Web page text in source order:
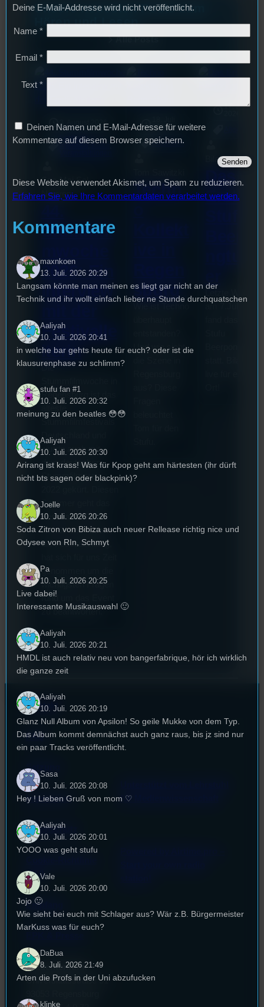
Unsere neuesten Posts zum
Hören und Lesen
Alle Posts
3. August 2026
Festivals ,
Sao-Mai Sol
Nguyen
Stummfil
2026: Ein
Interview
Festivalle
iterin
Die
Regensburg ist das
Deutschland und
wurde auch mit
dem deutschen
Stummfilmpreis
Sommer geht das
Festival in die 44.
Runde und Nicole,
die Festivalleitung,
genommen um die
wichtigsten Fragen
rund um das Event
zu beantworten.
2026
Allgemein
Techn
sburg
Und wie sieht
17. Juli
Bilal El Kasmi
Das
Erste
am 7.Juli 2026
Kontakt
FAQ
Satzung
Impressum
Datenschutz
(EU)
Empfang
für Medienwissenschaft
Studentenfunk
Universitätsstraße 31
Deine E-Mail-Addresse wird nicht veröffentlicht.
Name *
Email *
Text *
Deinen Namen und E-Mail-Adresse für weitere
Kommentare auf diesem Browser speichern.
Diese Website verwendet Akismet, um Spam zu reduzieren.
Erfahren Sie, wie Ihre Kommentardaten verarbeitet werden.
Kommentare
maxnkoen
13. Juli. 2026 20:29
Langsam könnte man meinen es liegt gar nicht an der
Technik und ihr wollt einfach lieber ne Stunde durchquatschen
Aaliyah
10. Juli. 2026 20:41
in welche bar gehts heute für euch? oder ist die
klausurenphase zu schlimm?
stufu fan #1
10. Juli. 2026 20:32
meinung zu den beatles 😳😳
Aaliyah
10. Juli. 2026 20:30
Arirang ist krass! Was für Kpop geht am härtesten (ihr dürft
nicht bts sagen oder blackpink)?
Joelle
10. Juli. 2026 20:26
Soda Zitron von Bibiza auch neuer Rellease richtig nice und
Odysee von RIn, Schmyt
Pa
10. Juli. 2026 20:25
Live dabei!
Interessante Musikauswahl 🙂
Aaliyah
10. Juli. 2026 20:21
HMDL ist auch relativ neu von bangerfabrique, hör ich wirklich
die ganze zeit
Aaliyah
10. Juli. 2026 20:19
Glanz Null Album von Apsilon! So geile Mukke von dem Typ.
Das Album kommt demnächst auch ganz raus, bis jz sind nur
ein paar Tracks veröffentlicht.
Sasa
10. Juli. 2026 20:08
Hey ! Lieben Gruß von mom ♡
Aaliyah
10. Juli. 2026 20:01
YOOO was geht stufu
Vale
10. Juli. 2026 20:00
Jojo 🙂
Wie sieht bei euch mit Schlager aus? Wär z.B. Bürgermeister
MarKuss was für euch?
DaBua
8. Juli. 2026 21:49
Arten die Profs in der Uni abzufucken
klinke